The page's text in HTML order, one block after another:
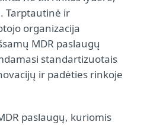
Tarptautinė ir
organizacija
MDR paslaugų
standartizuotais
ir padėties rinkoje
paslaugų, kuriomis